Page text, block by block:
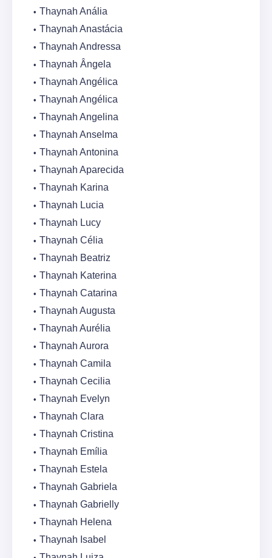
Thaynah Anália
Thaynah Anastácia
Thaynah Andressa
Thaynah Ângela
Thaynah Angélica
Thaynah Angélica
Thaynah Angelina
Thaynah Anselma
Thaynah Antonina
Thaynah Aparecida
Thaynah Karina
Thaynah Lucia
Thaynah Lucy
Thaynah Célia
Thaynah Beatriz
Thaynah Katerina
Thaynah Catarina
Thaynah Augusta
Thaynah Aurélia
Thaynah Aurora
Thaynah Camila
Thaynah Cecilia
Thaynah Evelyn
Thaynah Clara
Thaynah Cristina
Thaynah Emília
Thaynah Estela
Thaynah Gabriela
Thaynah Gabrielly
Thaynah Helena
Thaynah Isabel